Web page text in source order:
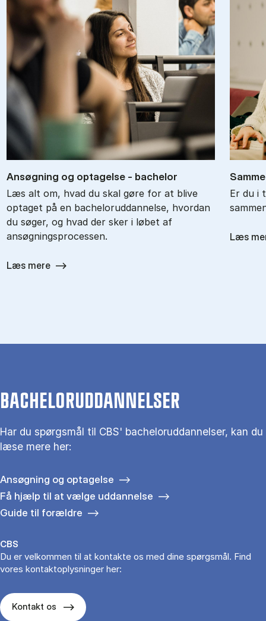
An­søg­ning og op­ta­gel­se - ba­chel­or
Læs alt om, hvad du skal gøre for at blive
optaget på en bacheloruddannelse, hvordan
du søger, og hvad der sker i løbet af
ansøgningsprocessen.
Læs mere
Er du i
Læs
BACHELORUDDANNELSER
Har du spørgsmål til CBS' bacheloruddannelser, kan du
læse mere her:
Ansøgning og optagelse
Få hjælp til at vælge uddannelse
Guide til forældre
CBS
Du er velkommen til at kontakte os med dine spørgsmål. Find
vores kontaktoplysninger her:
Kontakt os